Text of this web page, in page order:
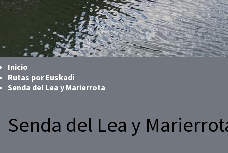
Inicio
Rutas por Euskadi
Senda del Lea y Marierrota
Senda del Lea y